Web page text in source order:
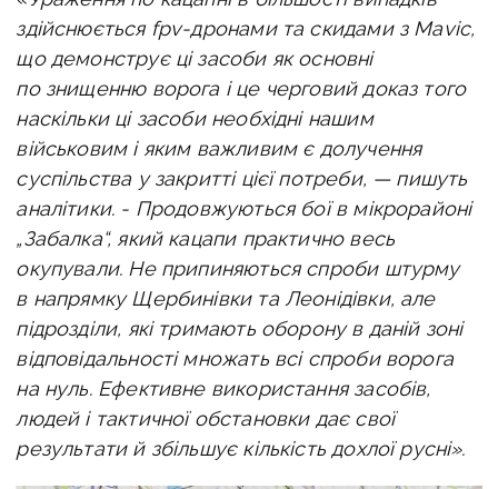
здійснюється fpv-дронами та скидами з Mavic,
що демонструє ці засоби як основні
по знищенню ворога і це черговий доказ того
наскільки ці засоби необхідні нашим
військовим і яким важливим є долучення
суспільства у закритті цієї потреби, — пишуть
аналітики. - Продовжуються бої в мікрорайоні
„Забалка“, який кацапи практично весь
окупували. Не припиняються спроби штурму
в напрямку Щербинівки та Леонідівки, але
підрозділи, які тримають оборону в даній зоні
відповідальності множать всі спроби ворога
на нуль. Ефективне використання засобів,
людей і тактичної обстановки дає свої
результати й збільшує кількість дохлої русні».